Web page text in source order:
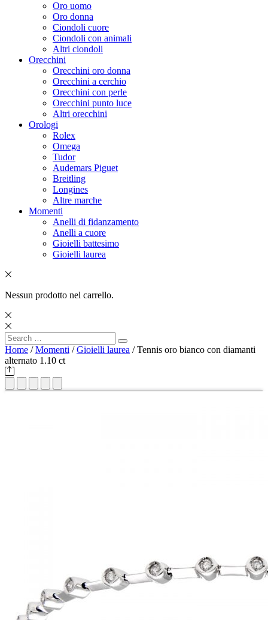
Oro uomo
Oro donna
Ciondoli cuore
Ciondoli con animali
Altri ciondoli
Orecchini
Orecchini oro donna
Orecchini a cerchio
Orecchini con perle
Orecchini punto luce
Altri orecchini
Orologi
Rolex
Omega
Tudor
Audemars Piguet
Breitling
Longines
Altre marche
Momenti
Anelli di fidanzamento
Anelli a cuore
Gioielli battesimo
Gioielli laurea
Nessun prodotto nel carrello.
Search
for:
Search
Home /Momenti /Gioielli laurea / Tennis oro bianco con diamanti
alternato 1.10 ct